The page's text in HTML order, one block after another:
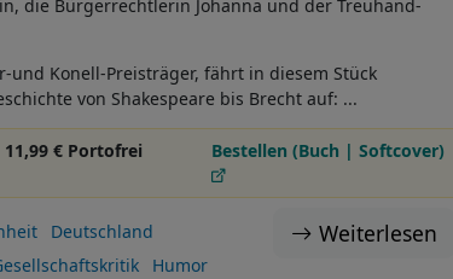
die Bürgerrechtlerin Johanna und der Treuhand-
und Konell-Preisträger, fährt in diesem Stück
von Shakespeare bis Brecht auf: ...
11,99 € Portofrei Bestellen (Buch | Softcover)
Weiterlesen
Deutschland
Humor